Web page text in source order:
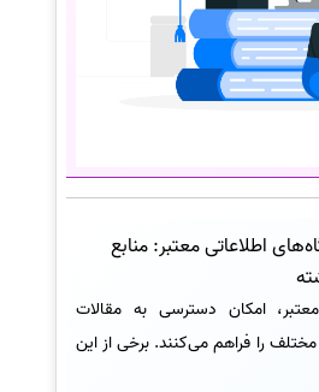
اطلاعاتی معتبر: منابع
معتبر، امکان دسترسی به مقالات
را فراهم می‌کنند. برخی از این